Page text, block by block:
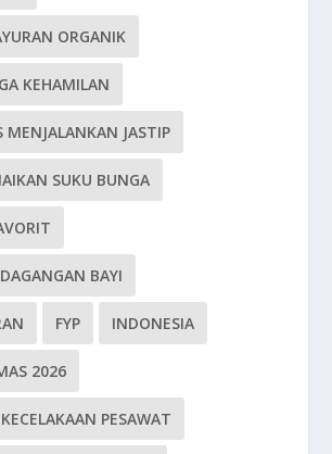
ORGANIK
KEHAMILAN
MENJALANKAN JASTIP
SUKU BUNGA
BAYI
FYP INDONESIA
2026
PESAWAT